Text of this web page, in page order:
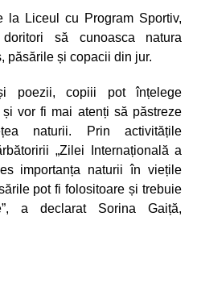
la Liceul cu Program Sportiv,
să cunoasca natura
păsările și copacii din jur.
poezii, copiii pot înțelege
vor fi mai atenți să păstreze
naturii. Prin activitățile
„Zilei Internațională a
importanța naturii în viețile
pot fi folositoare și trebuie
a declarat Sorina Gaiță,